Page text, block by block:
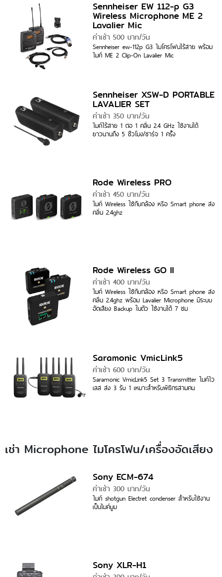
Sennheiser EW 112-p G3
Wireless Microphone ME 2
Lavalier Mic
ค่าเช่า 500 บาท/วัน
Sennheiser ew-112p G3 ไมโครโฟนไร้สาย พร้อม
ไมค์ ME 2 Clip-On Lavalier Mic
Sennheiser XSW-D PORTABLE
LAVALIER SET
ค่าเช่า 350 บาท/วัน
ไมค์ไร้สาย 1 ต่อ 1 คลื่น 2.4 GHz ใช้งานได้
ยาวนานถึง 5 ชั่วโมง/ชาร์จ 1 ครั้ง
Rode Wireless PRO
ค่าเช่า 450 บาท/วัน
ไมค์ Wireless ใช้กับกล้อง หรือ Smart phone ส่ง
คลื่น 2.4ghz
Rode Wireless GO II
ค่าเช่า 400 บาท/วัน
ไมค์ Wireless ใช้กับกล้อง หรือ Smart phone ส่ง
คลื่น 2.4ghz พร้อม Lavalier Microphone มีระบบ
อัดเสียง Backup ในตัว ใช้งานได้ 7 ชม
Saramonic VmicLink5
ค่าเช่า 600 บาท/วัน
Saramonic VmicLink5 Set 3 Transmitter ไมค์ไว
เลส ส่ง 3 รับ 1 เหมาะสำหรับพิธีกรสามคน
เช่า Microphone ไมโครโฟน/เครื่องอัดเสียง
Sony ECM-674
ค่าเช่า 300 บาท/วัน
ไมค์ shotgun Electret condenser สำหรับใช้งาน
เป็นไมค์บูม
Sony XLR-H1